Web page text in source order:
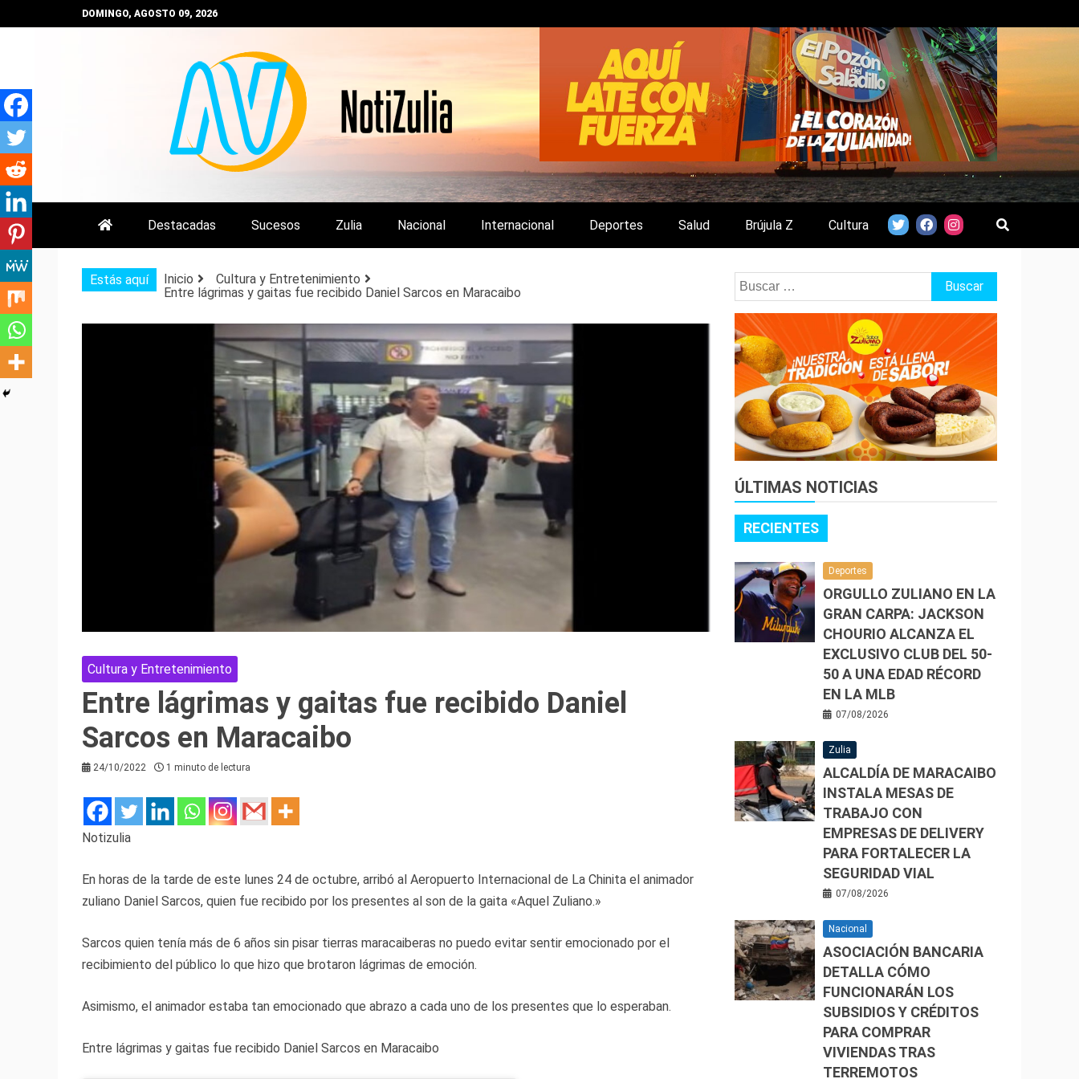
al
DOMINGO, AGOSTO 09, 2026
NOTIZULIA
NOTICIAS DEL ZULIA, VENEZUELA Y DE INTERÉS GENERAL.
Destacadas Sucesos Zulia Nacional Internacional Deportes Salud Brújula Z Cultura
Estás aquí Inicio
Cultura y Entretenimiento
Entre lágrimas y gaitas fue recibido Daniel Sarcos en Maracaibo
Cultura y Entretenimiento
Entre lágrimas y gaitas fue recibido Daniel
Sarcos en Maracaibo
24/10/2022 1 minuto de lectura
Notizulia
En horas de la tarde de este lunes 24 de octubre, arribó al Aeropuerto Internacional de La Chinita el animador
zuliano Daniel Sarcos, quien fue recibido por los presentes al son de la gaita «Aquel Zuliano.»
Sarcos quien tenía más de 6 años sin pisar tierras maracaiberas no puedo evitar sentir emocionado por el
recibimiento del público lo que hizo que brotaron lágrimas de emoción.
Asimismo, el animador estaba tan emocionado que abrazo a cada uno de los presentes que lo esperaban.
Entre lágrimas y gaitas fue recibido Daniel Sarcos en Maracaibo
Buscar:
ÚLTIMAS NOTICIAS
RECIENTES
Deportes
ORGULLO ZULIANO EN LA
GRAN CARPA: JACKSON
CHOURIO ALCANZA EL
EXCLUSIVO CLUB DEL 50-
50 A UNA EDAD RÉCORD
EN LA MLB
07/08/2026
Zulia
ALCALDÍA DE MARACAIBO
INSTALA MESAS DE
TRABAJO CON
EMPRESAS DE DELIVERY
PARA FORTALECER LA
SEGURIDAD VIAL
07/08/2026
Nacional
ASOCIACIÓN BANCARIA
DETALLA CÓMO
FUNCIONARÁN LOS
SUBSIDIOS Y CRÉDITOS
PARA COMPRAR
VIVIENDAS TRAS
TERREMOTOS